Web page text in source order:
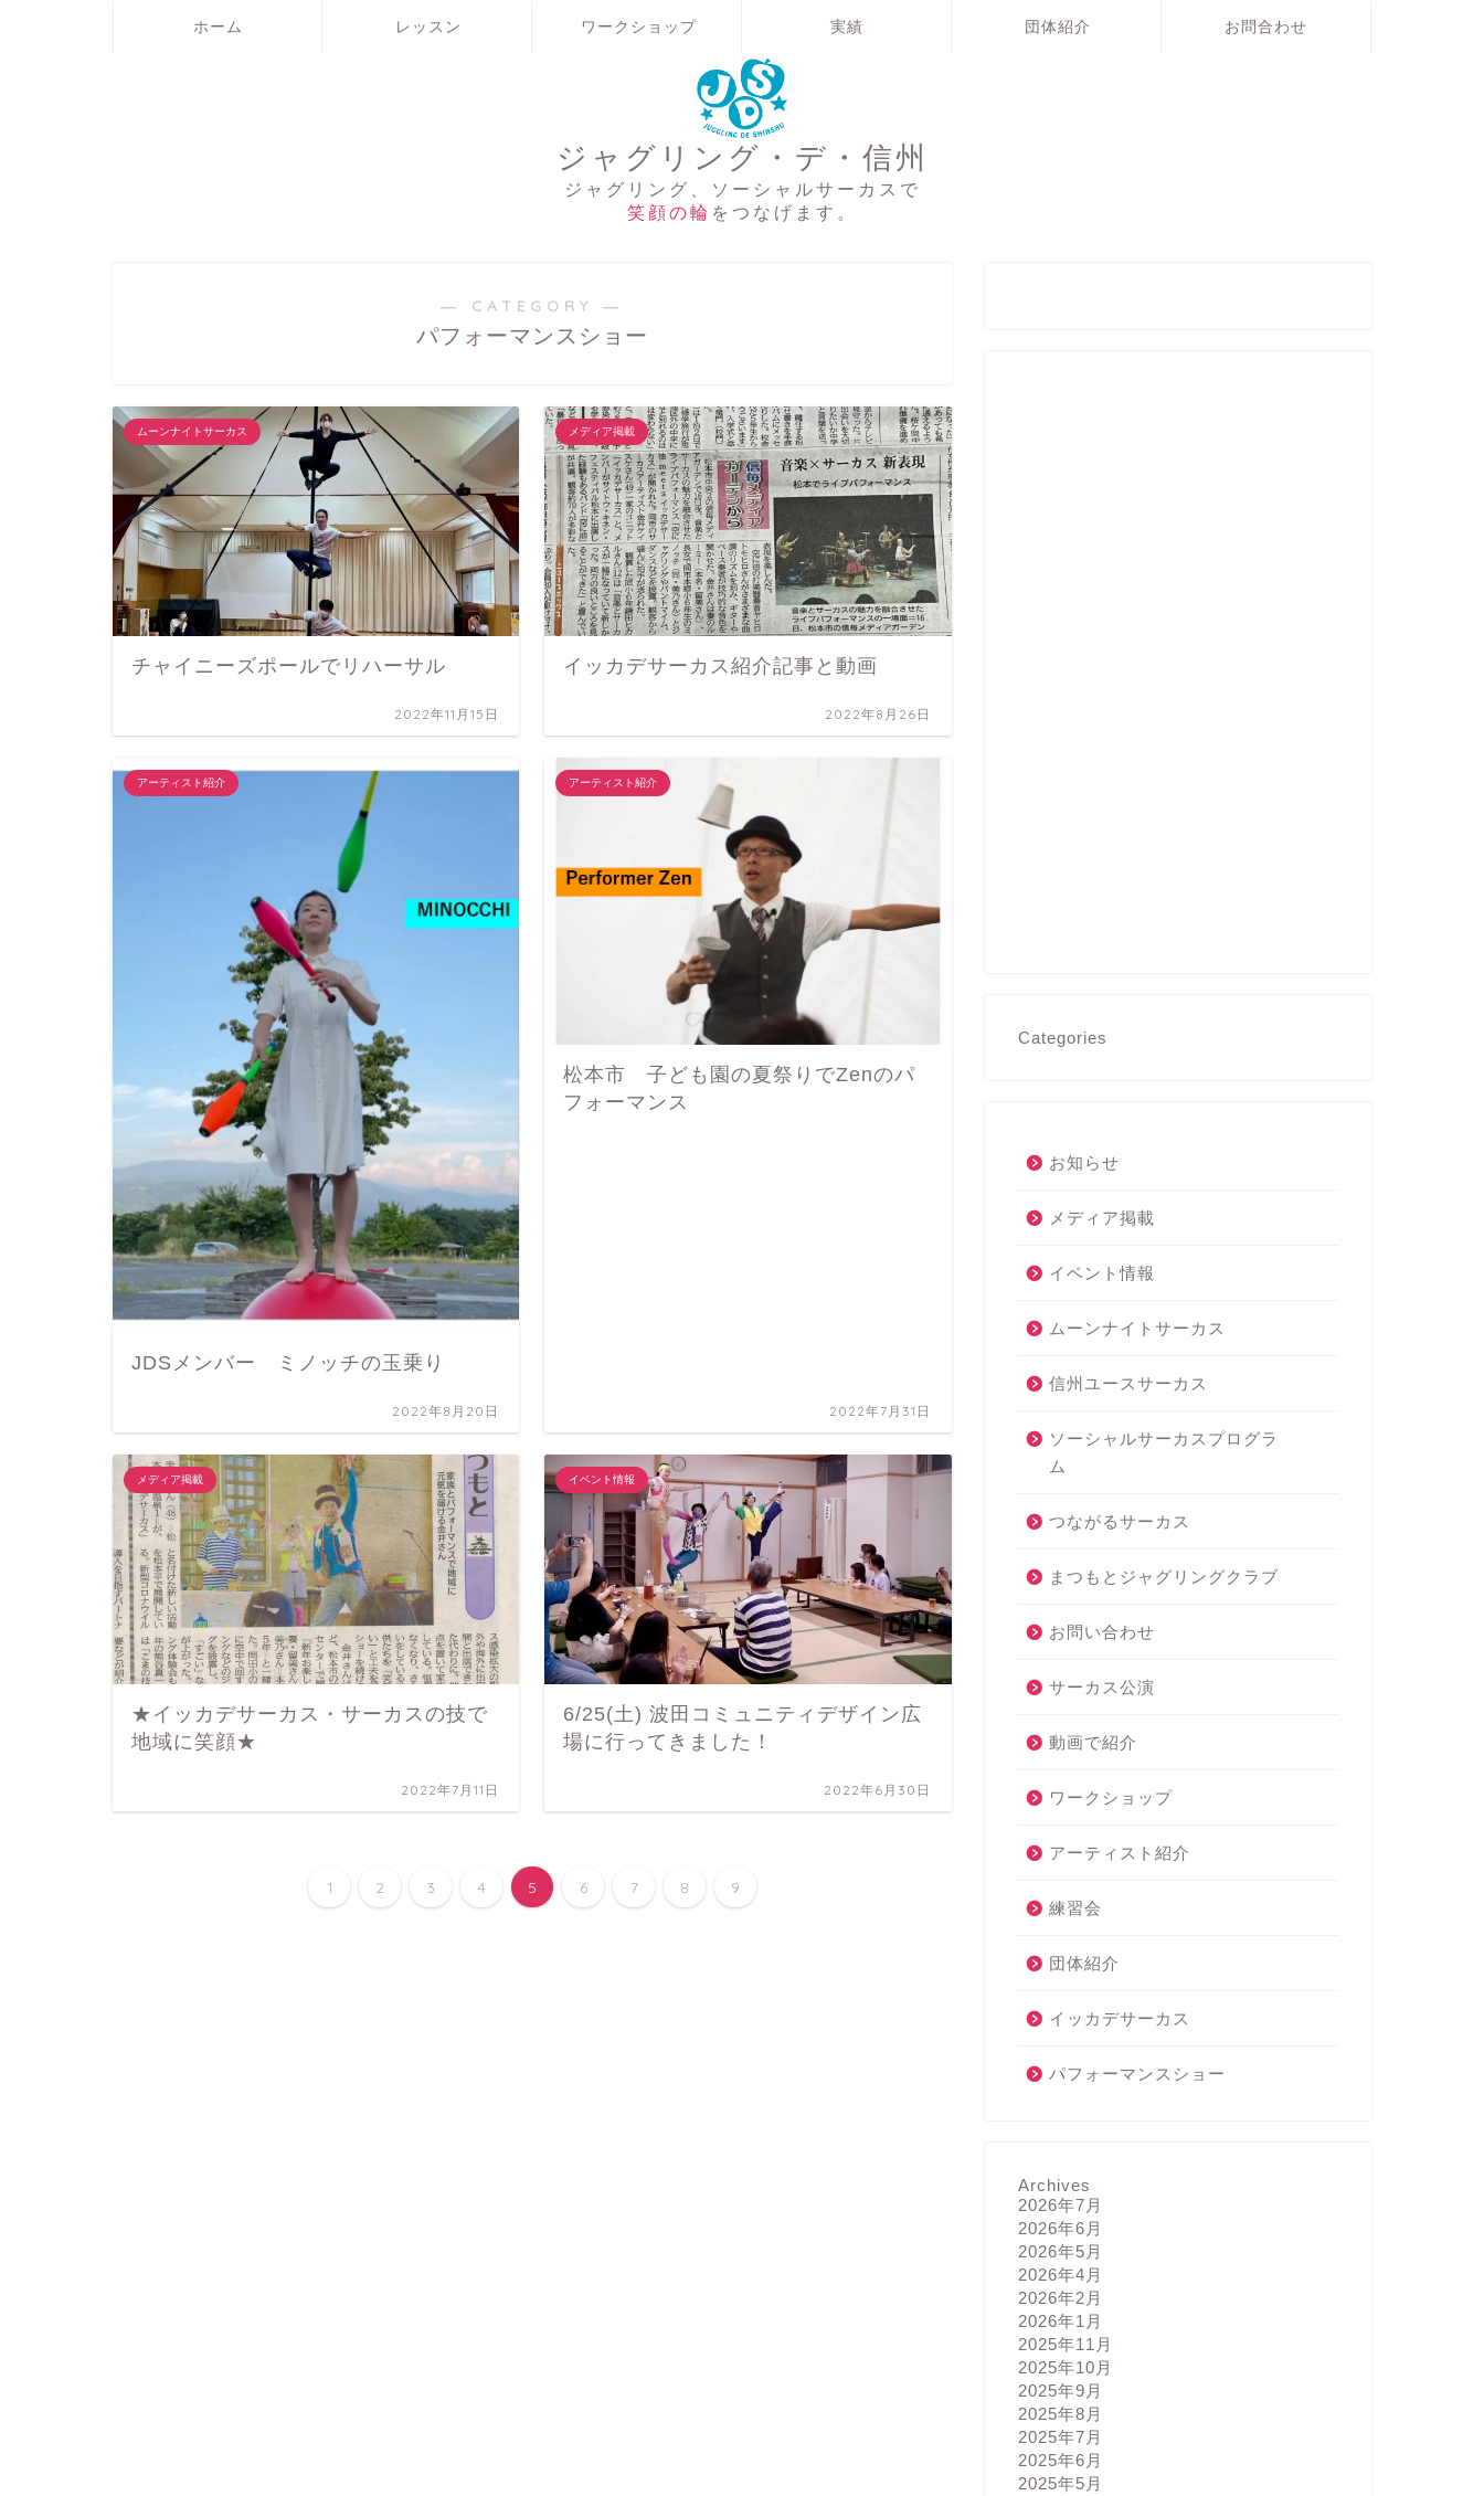
ホーム レッスン ワークショップ 実績 団体紹介 お問合わせ
ジャグリング・デ・信州
ジャグリング、ソーシャルサーカスで
笑顔の輪 をつなげます。
― CATEGORY ―
パフォーマンスショー
ムーンナイトサーカス
チャイニーズポールでリハーサル
2022年11月15日
メディア掲載
イッカデサーカス紹介記事と動画
2022年8月26日
アーティスト紹介
JDSメンバー ミノッチの玉乗り
2022年8月20日
アーティスト紹介
松本市 子ども園の夏祭りでZenのパ
フォーマンス
2022年7月31日
メディア掲載
★イッカデサーカス・サーカスの技で
地域に笑顔★
2022年7月11日
イベント情報
6/25(土) 波田コミュニティデザイン広
場に行ってきました！
2022年6月30日
1 2 3 4 5 6 7 8 9
Categories
お知らせ
メディア掲載
イベント情報
ムーンナイトサーカス
信州ユースサーカス
ソーシャルサーカスプログラ
ム
つながるサーカス
まつもとジャグリングクラブ
お問い合わせ
サーカス公演
動画で紹介
ワークショップ
アーティスト紹介
練習会
団体紹介
イッカデサーカス
パフォーマンスショー
Archives
2026年7月
2026年6月
2026年5月
2026年4月
2026年2月
2026年1月
2025年11月
2025年10月
2025年9月
2025年8月
2025年7月
2025年6月
2025年5月